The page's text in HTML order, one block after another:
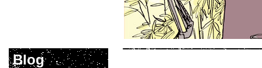
Blog